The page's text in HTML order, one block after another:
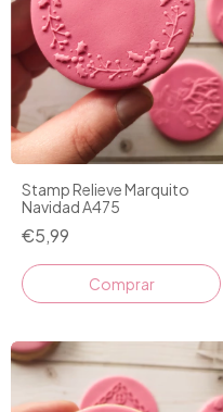
Stamp Relieve Marquito
Navidad A475
€5,99